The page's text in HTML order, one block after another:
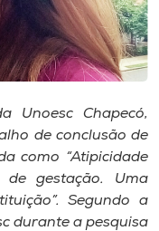
Unoesc Chapecó,
de conclusão de
como “Atipicidade
gestação. Uma
Segundo a
durante a pesquisa